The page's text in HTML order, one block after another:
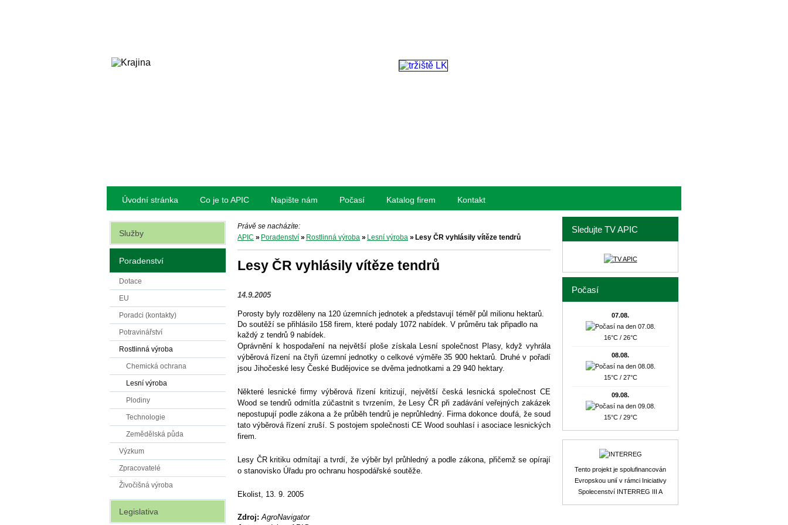
Úvodní stránka Co je to APIC Napište nám Počasí Katalog firem Kontakt
Právě se nacházíte:
APIC » Poradenství» Rostlinná výroba » Lesní výroba » Lesy ČR vyhlásily vítěze tendrů
Lesy ČR vyhlásily vítěze tendrů
14.9.2005
Porosty byly rozděleny na 120 územních jednotek a představují téměř půl milionu hektarů.
Do soutěží se přihlásilo 158 firem, které podaly 1072 nabídek. V průměru tak připadlo na
každý z tendrů 9 nabídek.
Oprávnění k hospodaření na největší ploše získala Lesní společnost Plasy, když vyhrála
výběrová řízení na čtyři územní jednotky o celkové výměře 35 900 hektarů. Druhé v pořadí
jsou Jihočeské lesy České Budějovice se dvěma jednotkami a 29 940 hektary.
Některé lesnické firmy výběrová řízení kritizují, největší česká lesnická společnost CE
Wood se tendrů odmítla zúčastnit s tvrzením, že Lesy ČR při zadávání veřejných zakázek
nepostupují podle zákona a že průběh tendrů je neprůhledný. Firma dokonce doufá, že soud
tato výběrová řízení zruší. S postojem společnosti CE Wood souhlasí i asociace lesnických
firem.
Lesy ČR kritiku odmítají a tvrdí, že výběr byl průhledný a podle zákona, přičemž se opírají
o stanovisko Úřadu pro ochranu hospodářské soutěže.
Ekolist, 13. 9. 2005
Zdroj: AgroNavigator
Služby
Poradenství
Dotace
EU
Poradci (kontakty)
Potravinářství
Rostlinná výroba
Chemická ochrana
Lesní výroba
Plodiny
Technologie
Zemědělská půda
Výzkum
Zpracovatelé
Živočišná výroba
Legislativa
Sledujte TV APIC
Počasí
07.08.
16°C / 26°C
08.08.
15°C / 27°C
09.08.
15°C / 29°C
Tento projekt je spolufinancován
Evropskou unií v rámci Iniciativy
Spolecenství INTERREG III A